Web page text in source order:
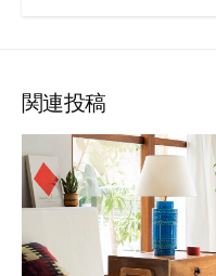
関連投稿